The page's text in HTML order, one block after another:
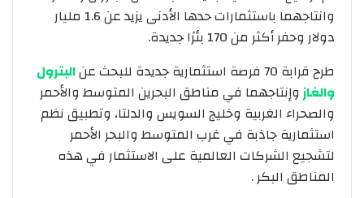
وانتاجهما باستثمارات حدها الأدنى يزيد عن 1.6 مليار
دولار وحفر أكثر من 170 بئرًا جديدة.
طرح قرابة 70 فرصة استثمارية جديدة للبحث عن
البترول
والغازوإنتاجهما في مناطق البحرين المتوسط والأحمر
والصحراء الغربية وخليج السويس والدلتا، وتطبيق نظم
استثمارية جاذبة في غرب المتوسط والبحر الأحمر
لتشجيع الشركات العالمية على الاستثمار في هذه
المناطق البكر .